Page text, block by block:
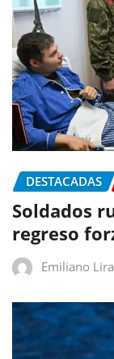
DESTACADAS
Soldados
regreso
Emiliano Lira